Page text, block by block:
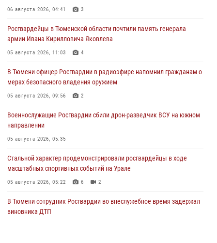
06 августа 2026, 04:41 3
Росгвардейцы в Тюменской области почтили память генерала
армии Ивана Кирилловича Яковлева
05 августа 2026, 11:03 4
В Тюмени офицер Росгвардии в радиоэфире напомнил гражданам о
мерах безопасного владения оружием
05 августа 2026, 09:56 2
Военнослужащие Росгвардии сбили дрон-разведчик ВСУ на южном
направлении
05 августа 2026, 05:35
Стальной характер продемонстрировали росгвардейцы в ходе
масштабных спортивных событий на Урале
05 августа 2026, 05:22 6 2
В Тюмени сотрудник Росгвардии во внеслужебное время задержал
виновника ДТП